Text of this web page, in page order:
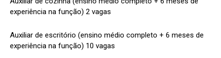
experiência na função) 2 vagas
Auxiliar de escritório (ensino médio completo + 6 meses de
experiência na função) 10 vagas